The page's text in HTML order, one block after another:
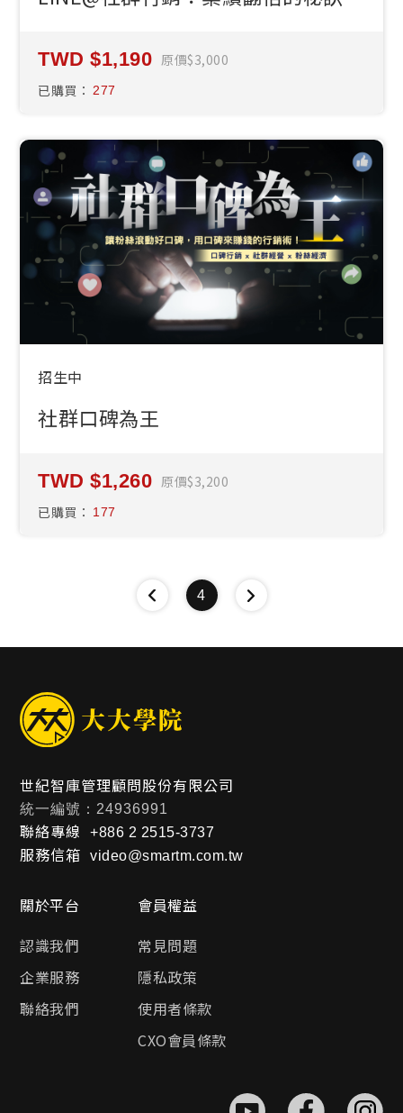
1,190 原價 3,000
已購買：
277
招生中
社群口碑為王
1,260 原價 3,200
已購買：
177
4
世紀智庫管理顧問股份有限公司
統一編號：24936991
聯絡專線 +886 2 2515-3737
服務信箱 video@smartm.com.tw
關於平台
認識我們
企業服務
聯絡我們
會員權益
常見問題
隱私政策
使用者條款
CXO會員條款